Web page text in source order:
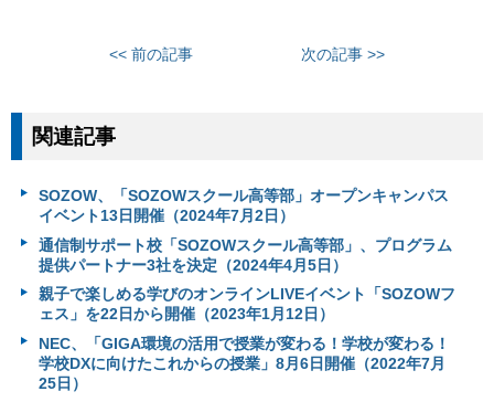
<< 前の記事 次の記事 >>
関連記事
SOZOW、「SOZOWスクール高等部」オープンキャンパス
イベント13日開催（2024年7月2日）
通信制サポート校「SOZOWスクール高等部」、プログラム
提供パートナー3社を決定（2024年4月5日）
親子で楽しめる学びのオンラインLIVEイベント「SOZOWフ
ェス」を22日から開催（2023年1月12日）
NEC、「GIGA環境の活用で授業が変わる！学校が変わる！
学校DXに向けたこれからの授業」8月6日開催（2022年7月
25日）